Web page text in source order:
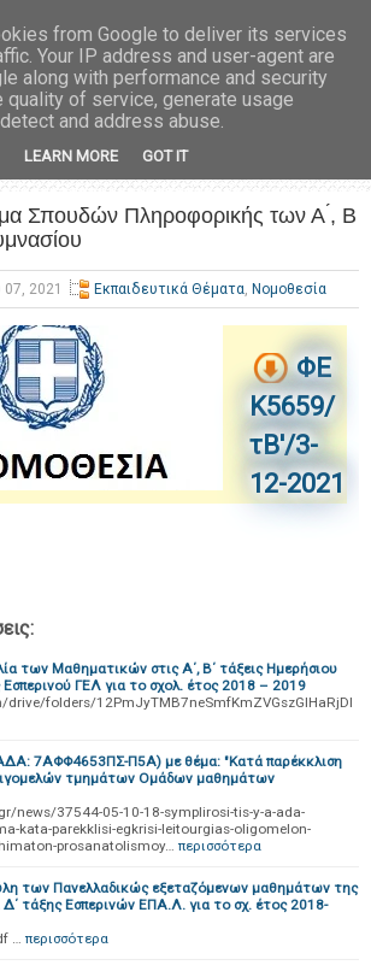
Σπουδών Πληροφορικής των Α ́, Β
2021 Εκπαιδευτικά Θέματα, Νομοθεσία
ΦΕ
Κ5659/
τΒ'/3-
12-2021
των Μαθηματικών στις Α΄, Β΄ τάξεις Ημερήσιου
Εσπερινού ΓΕΛ για το σχολ. έτος 2018 – 2019
folders/12PmJyTMB7neSmfKmZVGszGlHaRjDI
7ΑΦΦ4653ΠΣ-Π5Α) με θέμα: "Κατά παρέκκλιση
τμημάτων Ομάδων μαθημάτων
news/37544-05-10-18-symplirosi-tis-y-a-ada-
kata-parekklisi-egkrisi-leitourgias-oligomelon-
prosanatolismoy… περισσότερα
των Πανελλαδικώς εξεταζόμενων μαθημάτων της
Δ΄ τάξης Εσπερινών ΕΠΑ.Λ. για το σχ. έτος 2018-
… περισσότερα
from Google to deliver its services
Your IP address and user-agent are
along with performance and security
quality of service, generate usage
and address abuse.
LEARN MORE GOT IT